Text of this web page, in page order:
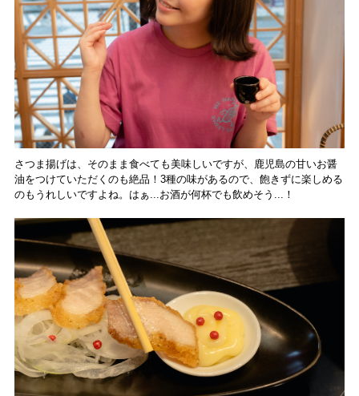
さつま揚げは、そのまま食べても美味しいですが、鹿児島の甘いお醤
油をつけていただくのも絶品！3種の味があるので、飽きずに楽しめる
のもうれしいですよね。はぁ...お酒が何杯でも飲めそう...！